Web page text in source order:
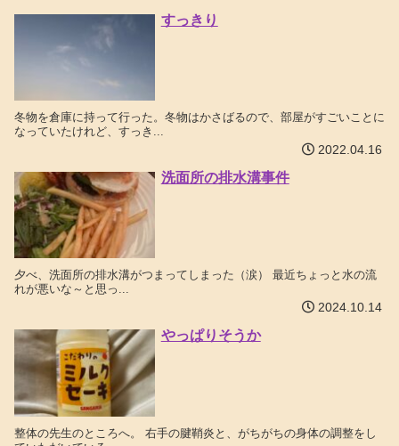
すっきり
冬物を倉庫に持って行った。冬物はかさばるので、部屋がすごいことに
なっていたけれど、すっき...
2022.04.16
洗面所の排水溝事件
夕べ、洗面所の排水溝がつまってしまった（涙） 最近ちょっと水の流
れが悪いな～と思っ...
2024.10.14
やっぱりそうか
整体の先生のところへ。 右手の腱鞘炎と、がちがちの身体の調整をし